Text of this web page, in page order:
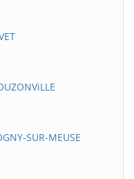
SUR-MEUSE